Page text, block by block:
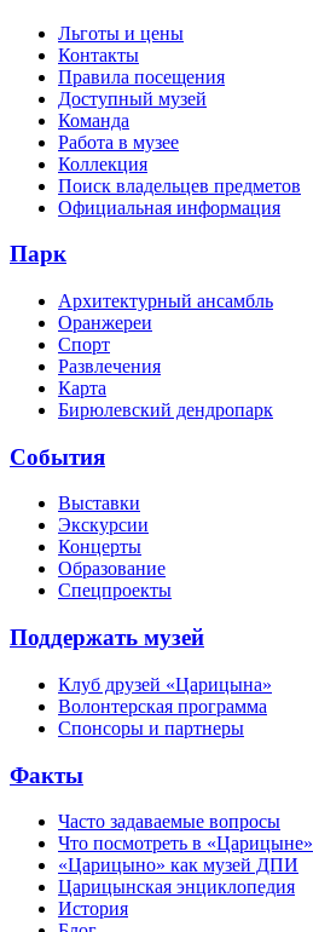
Льготы и цены
Контакты
Правила посещения
Доступный музей
Команда
Работа в музее
Коллекция
Поиск владельцев предметов
Официальная информация
Парк
Архитектурный ансамбль
Оранжереи
Спорт
Развлечения
Карта
Бирюлевский дендропарк
События
Выставки
Экскурсии
Концерты
Образование
Спецпроекты
Поддержать музей
Клуб друзей «Царицына»
Волонтерская программа
Спонсоры и партнеры
Факты
Часто задаваемые вопросы
Что посмотреть в «Царицыне»
«Царицыно» как музей ДПИ
Царицынская энциклопедия
История